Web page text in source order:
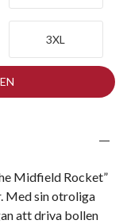
3XL
Midfield Rocket”
Med sin otroliga
att driva bollen